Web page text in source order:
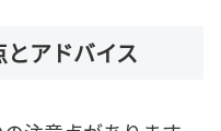
アドバイス